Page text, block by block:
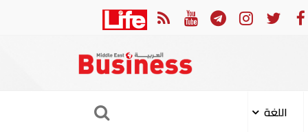
الإيراني على ناقلة "أدنوك" في مضيق هرمز
اللغة